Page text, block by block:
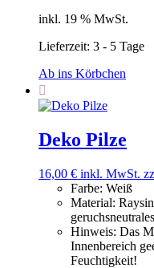
inkl. 19 % MwSt.
Lieferzeit: 3 - 5 Tage
Ab ins Körbchen
Deko Pilze
16,00 € inkl. MwSt.
Farbe: Weiß
Material:
Hinweis: Das
Innenbereich
Feuchtigkeit!